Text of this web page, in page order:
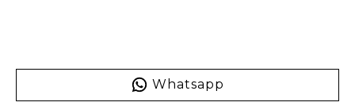
Whatsapp